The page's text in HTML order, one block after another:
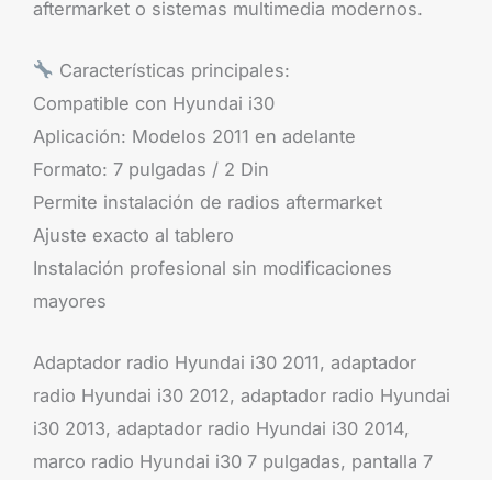
aftermarket o sistemas multimedia modernos.
Características principales:
Compatible con Hyundai i30
Aplicación: Modelos 2011 en adelante
Formato: 7 pulgadas / 2 Din
Permite instalación de radios aftermarket
Ajuste exacto al tablero
Instalación profesional sin modificaciones
mayores
Adaptador radio Hyundai i30 2011, adaptador
radio Hyundai i30 2012, adaptador radio Hyundai
i30 2013, adaptador radio Hyundai i30 2014,
marco radio Hyundai i30 7 pulgadas, pantalla 7